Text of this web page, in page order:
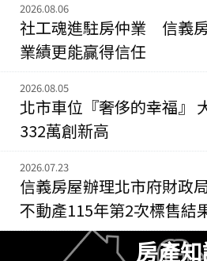
新北市永和區環河西路二段
115年07月 成交
央央
115年
小西華
115 年07 月 成交
捷豹
台北市中山區長春路
2026.08.06
社工魂進駐房仲業 信義
業績更能贏得信任
2026.08.05
北市車位『奢侈的幸福』
332萬創新高
2026.07.23
信義房屋辦理北市府財政
不動產115年第2次標售結
房產